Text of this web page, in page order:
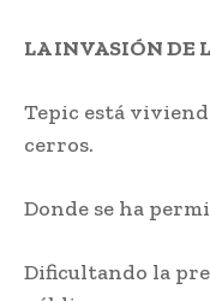
LA INVASIÓN DE
Tepic está
cerros.
Donde se ha
Dificultando la